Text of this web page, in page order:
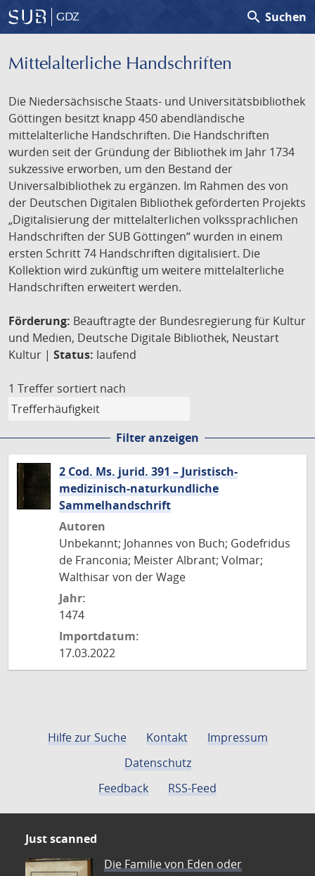
GDZ search Suchen
Mittelalterliche Handschriften
Die Niedersächsische Staats- und Universitätsbibliothek
Göttingen besitzt knapp 450 abendländische
mittelalterliche Handschriften. Die Handschriften
wurden seit der Gründung der Bibliothek im Jahr 1734
sukzessive erworben, um den Bestand der
Universalbibliothek zu ergänzen. Im Rahmen des von
der Deutschen Digitalen Bibliothek geförderten Projekts
„Digitalisierung der mittelalterlichen volkssprachlichen
Handschriften der SUB Göttingen“ wurden in einem
ersten Schritt 74 Handschriften digitalisiert. Die
Kollektion wird zukünftig um weitere mittelalterliche
Handschriften erweitert werden.
Förderung: Beauftragte der Bundesregierung für Kultur
und Medien, Deutsche Digitale Bibliothek, Neustart
Kultur | Status: laufend
1 Treffer sortiert nach
Filter anzeigen
2 Cod. Ms. jurid. 391 – Juristisch-
medizinisch-naturkundliche
Sammelhandschrift
Autoren
Unbekannt; Johannes von Buch; Godefridus
de Franconia; Meister Albrant; Volmar;
Walthisar von der Wage
Jahr:
1474
Importdatum:
17.03.2022
Hilfe zur Suche Kontakt
Impressum
Datenschutz
Feedback
RSS-Feed
Just scanned
Die Familie von Eden oder